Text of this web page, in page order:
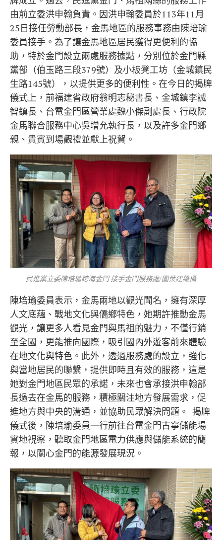
由前立委洪申翰負責。因洪申翰委員於113年11月
25日接任勞動部長，金馬地區的服務事務由陳培瑜
委員接手。為了讓金馬地區居民獲得更便利的協
助，特於金門設立兩處服務據點，分別位於金門縣
黨部（伯玉路三段379號）及小板凳工坊（金城鎮民
生路145號），以提供更多的便利性。在今日的揭牌
儀式上，前福建省政府翁明志秘書長、金城鎮李誠
智鎮長、台電金門區營業處魏小傑副處長、行政院
金馬聯合服務中心吳增允執行長，以及許多金門鄉
親、貴賓到場觀禮並獻上祝賀。
民進黨立委陳培瑜跨海金門 接手金門服務處/圖葉建雄攝
陳培瑜委員表示，金馬兩地以觀光聞名，擁有深厚
人文底蘊、戰地文化與僑鄉特色，她期許推動金馬
觀光，讓更多人看見金門與馬祖的魅力，不僅行銷
至全國，更能推向國際，吸引國內外遊客前來體驗
在地文化與特色。此外，透過服務處的設立，強化
與當地居民的聯繫，提供即時且有效的服務，這是
她對金門地區民眾的承諾，未來也會承接洪申翰部
長過去在金馬的服務，積極關注地方發展需求，促
進地方與中央的溝通，並協助民眾解決問題。 揭牌
儀式後，陳培瑜委員一行前往台電金門古寧儲能場
實地視察，聽取金門地區電力供應與儲能系統的簡
報，以關心金門的能源發展現況。